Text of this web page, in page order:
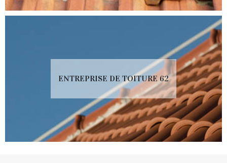
ENTREPRISE DE TOITURE 62